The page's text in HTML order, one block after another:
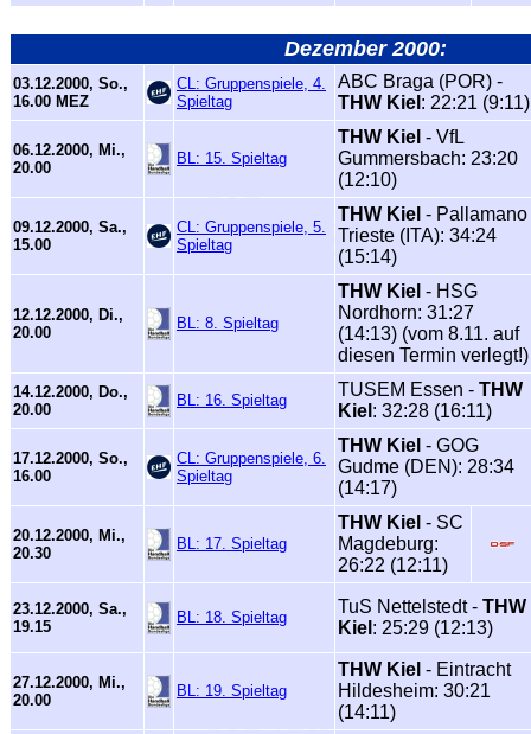
Dezember 2000:
03.12.2000, So.,
16.00 MEZ
CL: Gruppenspiele, 4.
Spieltag
ABC Braga (POR) -
THW Kiel : 22:21 (9:11)
06.12.2000, Mi.,
20.00
BL: 15. Spieltag
THW Kiel - VfL
Gummersbach: 23:20
(12:10)
09.12.2000, Sa.,
15.00
CL: Gruppenspiele, 5.
Spieltag
THW Kiel - Pallamano
Trieste (ITA): 34:24
(15:14)
12.12.2000, Di.,
20.00
BL: 8. Spieltag
THW Kiel - HSG
Nordhorn: 31:27
(14:13) (vom 8.11. auf
diesen Termin verlegt!)
14.12.2000, Do.,
20.00
BL: 16. Spieltag
TUSEM Essen - THW
Kiel : 32:28 (16:11)
17.12.2000, So.,
16.00
CL: Gruppenspiele, 6.
Spieltag
THW Kiel - GOG
Gudme (DEN): 28:34
(14:17)
20.12.2000, Mi.,
20.30
BL: 17. Spieltag
THW Kiel - SC
Magdeburg:
26:22 (12:11)
23.12.2000, Sa.,
19.15
BL: 18. Spieltag
TuS Nettelstedt - THW
Kiel : 25:29 (12:13)
27.12.2000, Mi.,
20.00
BL: 19. Spieltag
THW Kiel - Eintracht
Hildesheim: 30:21
(14:11)